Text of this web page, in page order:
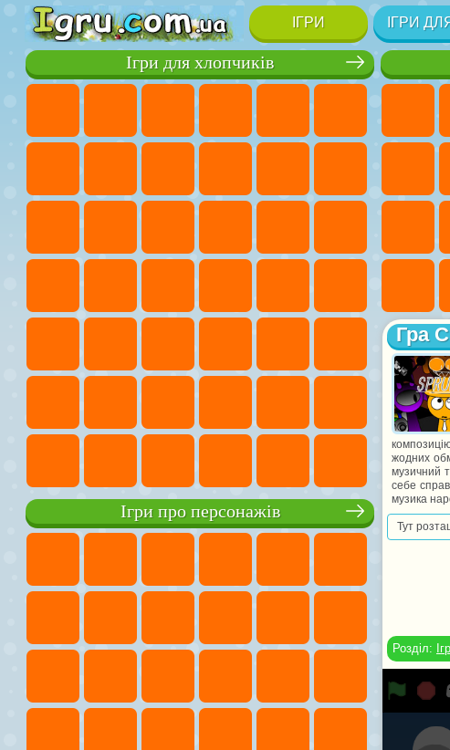
ІГРИ ІГРИ
Ігри для хлопчиків
Ігри про персонажів
Гра
жодних
музичний
себе
музика
Тут
Розділ: